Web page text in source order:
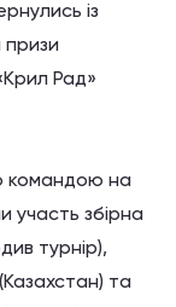
із
призи
Рад»
командою на
участь збірна
турнір),
та